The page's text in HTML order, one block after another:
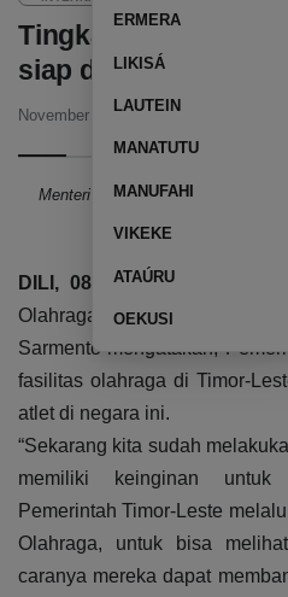
ERMERA
LIKISÁ
LAUTEIN
MANATUTU
MANUFAHI
VIKEKE
ATAÚRU
OEKUSI
Tingkatkan fasilitasi
siap dukung Timor-
November 8, 2023
Menteri Pemuda, Olahraga, Seni
Isaac Sarmento. Foto
DILI, 08 november 2023
Olahraga, Seni dan
Sarmento mengatakan,
fasilitas olahraga di Timor-
atlet di negara ini.
“Sekarang kita sudah
memiliki keinginan
Pemerintah Timor-Leste
Olahraga, untuk bisa
caranya mereka dapat